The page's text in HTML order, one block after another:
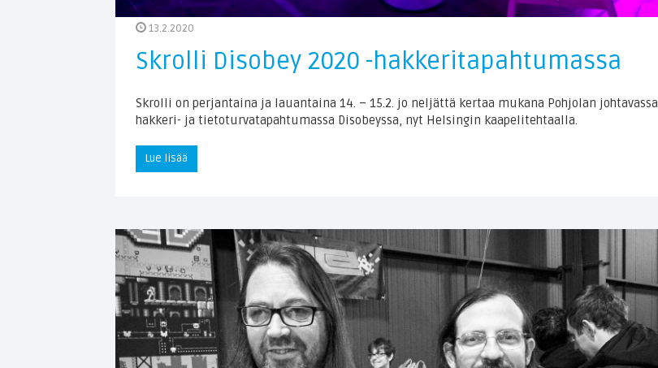
13.2.2020
Skrolli Disobey 2020 -hakkeritapahtumassa
Skrolli on perjantaina ja lauantaina 14. – 15.2. jo neljättä kertaa mukana Pohjolan johtavassa
hakkeri- ja tietoturvatapahtumassa Disobeyssa, nyt Helsingin kaapelitehtaalla.
Lue lisää